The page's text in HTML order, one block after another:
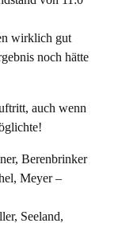
wirklich gut
noch hätte
auch wenn
Berenbrinker
Meyer –
Seeland,